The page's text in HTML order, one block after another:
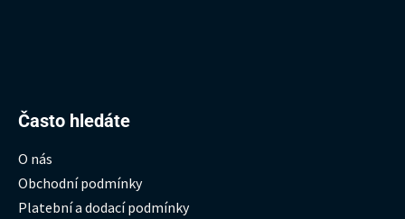
Často hledáte
O nás
Obchodní podmínky
Platební a dodací podmínky
Hledat: